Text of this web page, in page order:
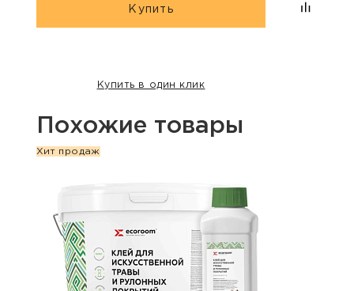
Купить
Купить в один клик
Похожие товары
Хит продаж